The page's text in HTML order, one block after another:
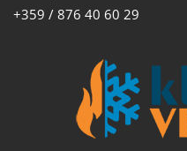
+359 / 876 40 60 29